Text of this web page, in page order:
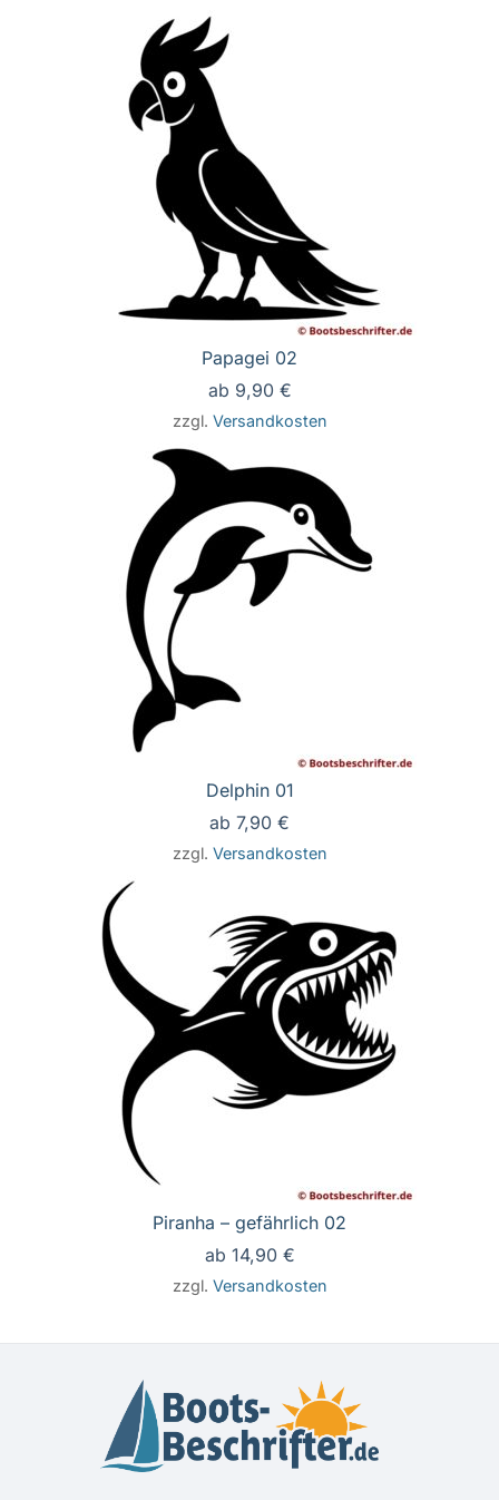
Papagei 02
ab 9,90 €
zzgl. Versandkosten
Delphin 01
ab 7,90 €
zzgl. Versandkosten
Piranha – gefährlich 02
ab 14,90 €
zzgl. Versandkosten